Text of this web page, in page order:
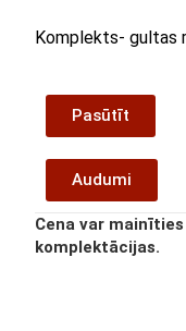
Komplekts- gultas
Pasūtīt
Audumi
Cena var
komplektācijas.